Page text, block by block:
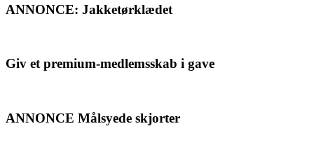
ANNONCE: Jakketørklædet
Giv et premium-medlemsskab i gave
ANNONCE Målsyede skjorter